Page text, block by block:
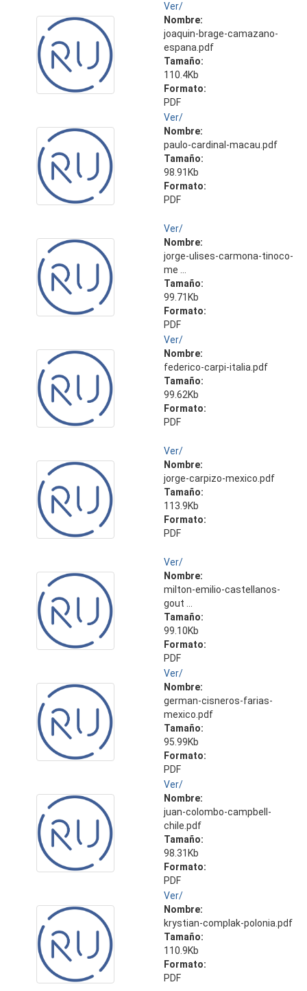
Ver/
Nombre:
joaquin-brage-camazano-
espana.pdf
Tamaño:
110.4Kb
Formato:
PDF
Ver/
Nombre:
paulo-cardinal-macau.pdf
Tamaño:
98.91Kb
Formato:
PDF
Ver/
Nombre:
jorge-ulises-carmona-tinoco-
me ...
Tamaño:
99.71Kb
Formato:
PDF
Ver/
Nombre:
federico-carpi-italia.pdf
Tamaño:
99.62Kb
Formato:
PDF
Ver/
Nombre:
jorge-carpizo-mexico.pdf
Tamaño:
113.9Kb
Formato:
PDF
Ver/
Nombre:
milton-emilio-castellanos-
gout ...
Tamaño:
99.10Kb
Formato:
PDF
Ver/
Nombre:
german-cisneros-farias-
mexico.pdf
Tamaño:
95.99Kb
Formato:
PDF
Ver/
Nombre:
juan-colombo-campbell-
chile.pdf
Tamaño:
98.31Kb
Formato:
PDF
Ver/
Nombre:
krystian-complak-polonia.pdf
Tamaño:
110.9Kb
Formato:
PDF